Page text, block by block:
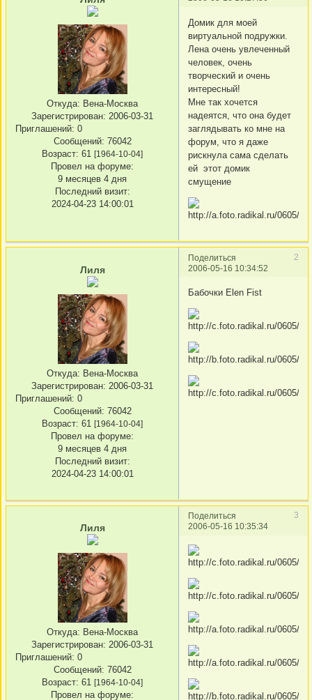
Откуда: Вена-Москва
Зарегистрирован: 2006-03-31
Приглашений: 0
Сообщений: 76042
Возраст: 61 [1964-10-04]
Провел на форуме:
9 месяцев 4 дня
Последний визит:
2024-04-23 14:00:01
Домик для моей
виртуальной подружки.
Лена очень увлеченный
человек, очень
творческий и очень
интересный!
Мне так хочется
надеятся, что она будет
заглядывать ко мне на
форум, что я даже
рискнула сама сделать
ей этот домик
смущение
Поделиться
2
2006-05-16 10:34:52
Лиля
Откуда: Вена-Москва
Зарегистрирован: 2006-03-31
Приглашений: 0
Сообщений: 76042
Возраст: 61 [1964-10-04]
Провел на форуме:
9 месяцев 4 дня
Последний визит:
2024-04-23 14:00:01
Бабочки Elen Fist
Поделиться
3
2006-05-16 10:35:34
Лиля
Откуда: Вена-Москва
Зарегистрирован: 2006-03-31
Приглашений: 0
Сообщений: 76042
Возраст: 61 [1964-10-04]
Провел на форуме: